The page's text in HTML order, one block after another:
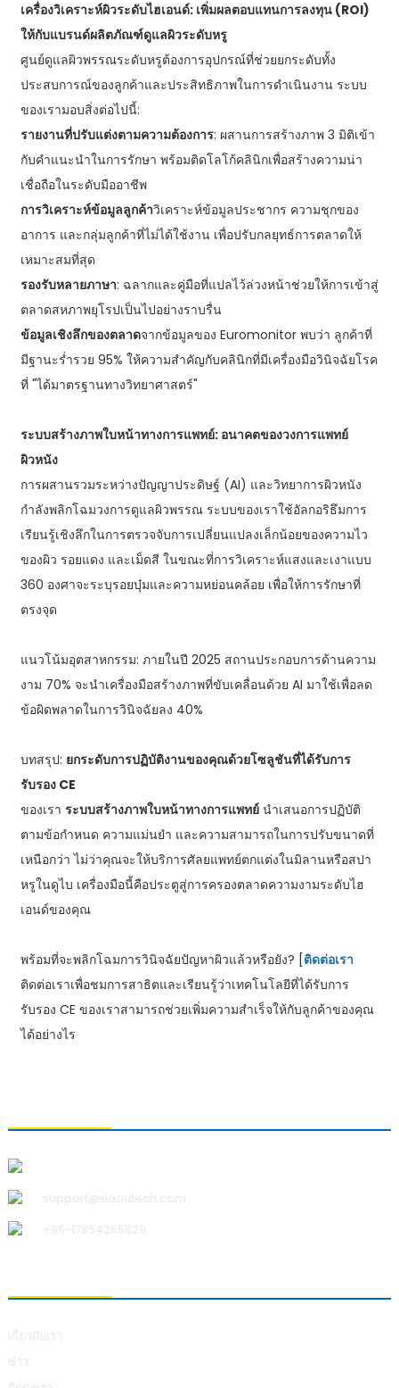
เครื่องวิเคราะห์ผิวระดับไฮเอนด์: เพิ่มผลตอบแทนการลงทุน (ROI)
ให้กับแบรนด์ผลิตภัณฑ์ดูแลผิวระดับหรู
ศูนย์ดูแลผิวพรรณระดับหรูต้องการอุปกรณ์ที่ช่วยยกระดับทั้ง
ประสบการณ์ของลูกค้าและประสิทธิภาพในการดำเนินงาน ระบบ
ของเรามอบสิ่งต่อไปนี้:
รายงานที่ปรับแต่งตามความต้องการ: ผสานการสร้างภาพ 3 มิติเข้า
กับคำแนะนำในการรักษา พร้อมติดโลโก้คลินิกเพื่อสร้างความน่า
เชื่อถือในระดับมืออาชีพ
การวิเคราะห์ข้อมูลลูกค้าวิเคราะห์ข้อมูลประชากร ความชุกของ
อาการ และกลุ่มลูกค้าที่ไม่ได้ใช้งาน เพื่อปรับกลยุทธ์การตลาดให้
เหมาะสมที่สุด
รองรับหลายภาษา: ฉลากและคู่มือที่แปลไว้ล่วงหน้าช่วยให้การเข้าสู่
ตลาดสหภาพยุโรปเป็นไปอย่างราบรื่น
ข้อมูลเชิงลึกของตลาดจากข้อมูลของ Euromonitor พบว่า ลูกค้าที่
มีฐานะร่ำรวย 95% ให้ความสำคัญกับคลินิกที่มีเครื่องมือวินิจฉัยโรค
ที่ "ได้มาตรฐานทางวิทยาศาสตร์"
ระบบสร้างภาพใบหน้าทางการแพทย์: อนาคตของวงการแพทย์
ผิวหนัง
การผสานรวมระหว่างปัญญาประดิษฐ์ (AI) และวิทยาการผิวหนัง
กำลังพลิกโฉมวงการดูแลผิวพรรณ ระบบของเราใช้อัลกอริธึมการ
เรียนรู้เชิงลึกในการตรวจจับการเปลี่ยนแปลงเล็กน้อยของความไว
ของผิว รอยแดง และเม็ดสี ในขณะที่การวิเคราะห์แสงและเงาแบบ
360 องศาจะระบุรอยบุ๋มและความหย่อนคล้อย เพื่อให้การรักษาที่
ตรงจุด
แนวโน้มอุตสาหกรรม: ภายในปี 2025 สถานประกอบการด้านความ
งาม 70% จะนำเครื่องมือสร้างภาพที่ขับเคลื่อนด้วย AI มาใช้เพื่อลด
ข้อผิดพลาดในการวินิจฉัยลง 40%
บทสรุป: ยกระดับการปฏิบัติงานของคุณด้วยโซลูชันที่ได้รับการ
รับรอง CE
ของเรา ระบบสร้างภาพใบหน้าทางการแพทย์นำเสนอการปฏิบัติ
ตามข้อกำหนด ความแม่นยำ และความสามารถในการปรับขนาดที่
เหนือกว่า ไม่ว่าคุณจะให้บริการศัลยแพทย์ตกแต่งในมิลานหรือสปา
หรูในดูไบ เครื่องมือนี้คือประตูสู่การครองตลาดความงามระดับไฮ
เอนด์ของคุณ
พร้อมที่จะพลิกโฉมการวินิจฉัยปัญหาผิวแล้วหรือยัง? [ติดต่อเรา
ติดต่อเราเพื่อชมการสาธิตและเรียนรู้ว่าเทคโนโลยีที่ได้รับการ
รับรอง CE ของเราสามารถช่วยเพิ่มความสำเร็จให้กับลูกค้าของคุณ
ได้อย่างไร
support@xiaoutech.com
+86-17854265629
เกี่ยวกับเรา
ข่าว